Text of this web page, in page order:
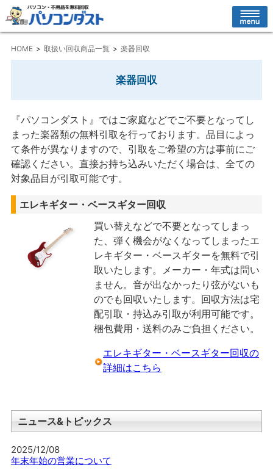
HOME 取扱い回収商品一覧 楽器回収
楽器回収
『パソコンダスト』ではご家庭などでご不要となってし
まった楽器類の無料引取を行っております。品目によっ
て条件が異なりますので、引取をご希望の方は事前にご
確認ください。直接お持ち込みいただく場合は、全ての
対象品目が引取可能です。
エレキギター・ベースギター回収
買い替えなどで不要となってしまっ
た、弾く機会がなくなってしまったエ
レキギター・ベースギターを無料で引
取いたします。メーカー・年式は問い
ません。音が出なかったり弦がないも
のでも回収いたします。回収方法は宅
配引取・持込み引取が利用可能です。
梱包費用・送料のみご負担ください。
エレキギター・ベースギター回収の
詳細はこちら
ニュース&トピックス
2025/12/08
年末年始の営業について